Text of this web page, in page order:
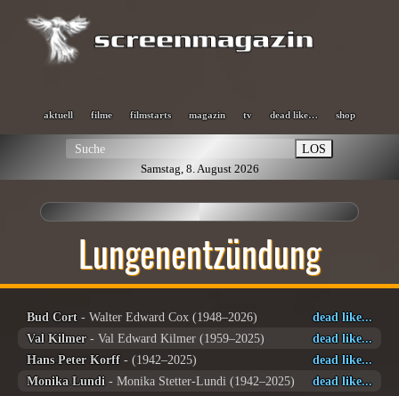
aktuell filme filmstarts magazin tv dead like… shop
LOS
Samstag, 8. August 2026
Lungenentzündung
Bud Cort - Walter Edward Cox (1948–2026)
dead like...
Val Kilmer- Val Edward Kilmer (1959–2025)
dead like...
Hans Peter Korff- (1942–2025)
dead like...
Monika Lundi - Monika Stetter-Lundi (1942–2025)
dead like...